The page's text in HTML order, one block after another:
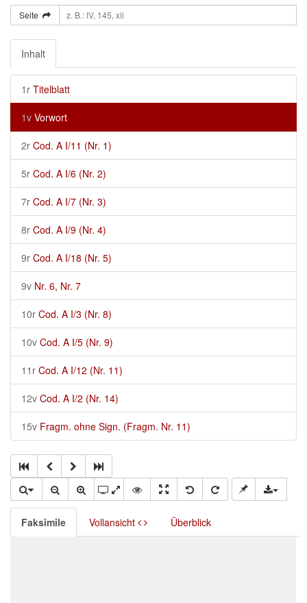
Seite
Inhalt
1r Titelblatt
1v Vorwort
2r Cod. A I/11 (Nr. 1)
5r Cod. A I/6 (Nr. 2)
7r Cod. A I/7 (Nr. 3)
8r Cod. A I/9 (Nr. 4)
9r Cod. A I/18 (Nr. 5)
9v Nr. 6, Nr. 7
10r Cod. A I/3 (Nr. 8)
10v Cod. A I/5 (Nr. 9)
11r Cod. A I/12 (Nr. 11)
12v Cod. A I/2 (Nr. 14)
15v Fragm. ohne Sign. (Fragm. Nr. 11)
Faksimile Vollansicht Überblick